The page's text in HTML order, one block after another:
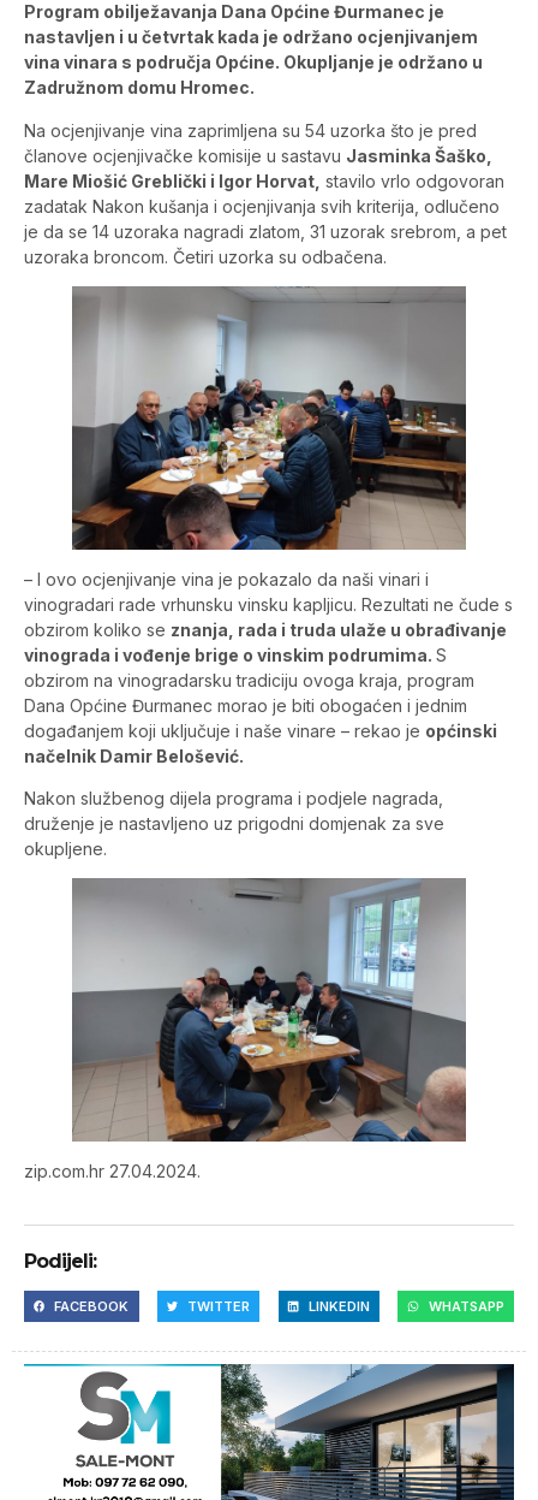
Program obilježavanja Dana Općine Đurmanec je
nastavljen i u četvrtak kada je održano ocjenjivanjem
vina vinara s područja Općine. Okupljanje je održano u
Zadružnom domu Hromec.
Na ocjenjivanje vina zaprimljena su 54 uzorka što je pred
članove ocjenjivačke komisije u sastavu Jasminka Šaško,
Mare Miošić Greblički i Igor Horvat, stavilo vrlo odgovoran
zadatak Nakon kušanja i ocjenjivanja svih kriterija, odlučeno
je da se 14 uzoraka nagradi zlatom, 31 uzorak srebrom, a pet
uzoraka broncom. Četiri uzorka su odbačena.
– I ovo ocjenjivanje vina je pokazalo da naši vinari i
vinogradari rade vrhunsku vinsku kapljicu. Rezultati ne čude s
obzirom koliko se znanja, rada i truda ulaže u obrađivanje
vinograda i vođenje brige o vinskim podrumima. S
obzirom na vinogradarsku tradiciju ovoga kraja, program
Dana Općine Đurmanec morao je biti obogaćen i jednim
događanjem koji uključuje i naše vinare – rekao je općinski
načelnik Damir Belošević.
Nakon službenog dijela programa i podjele nagrada,
druženje je nastavljeno uz prigodni domjenak za sve
okupljene.
zip.com.hr 27.04.2024.
Podijeli:
FACEBOOK TWITTER LINKEDIN WHATSAPP